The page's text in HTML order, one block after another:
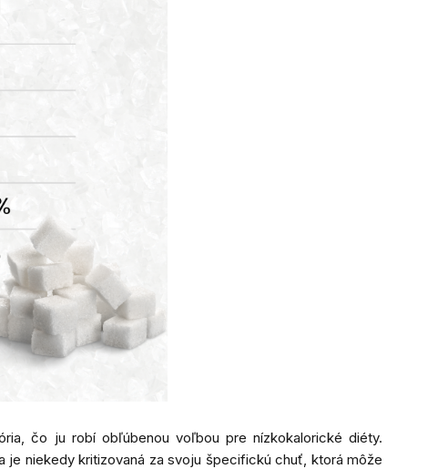
čo ju robí obľúbenou voľbou pre nízkokalorické diéty.
je niekedy kritizovaná za svoju špecifickú chuť, ktorá môže